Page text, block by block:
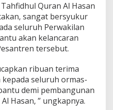
Quran Al Hasan
sangat bersyukur
seluruh Perwakilan
akan kelancaran
tersebut.
ribuan terima
seluruh ormas-
demi pembangunan
Hasan, ” ungkapnya.